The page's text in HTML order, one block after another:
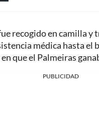
recogido en camilla y
médica hasta el
que el Palmeiras
PUBLICIDAD